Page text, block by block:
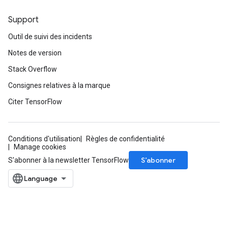
Support
Outil de suivi des incidents
Notes de version
Stack Overflow
Consignes relatives à la marque
Citer TensorFlow
Conditions d'utilisation
Règles de confidentialité
Manage cookies
S'abonner à la newsletter TensorFlow
S’abonner